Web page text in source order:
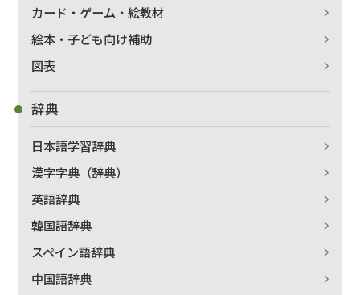
カード・ゲーム・絵教材
絵本・子ども向け補助
図表
辞典
日本語学習辞典
漢字字典（辞典）
英語辞典
韓国語辞典
スペイン語辞典
中国語辞典